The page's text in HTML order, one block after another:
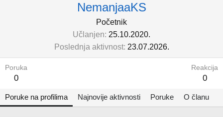
NemanjaaKS
Početnik
Učlanjen 25.10.2020.
Poslednja aktivnost 23.07.2026.
Poruka
0
Reakcija
0
Poruke na profilima Najnovije aktivnosti Poruke O članu